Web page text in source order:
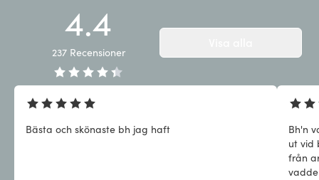
4.4
237 Recensioner
Bästa och skönaste bh jag haft
Bh'n
ut vid
från